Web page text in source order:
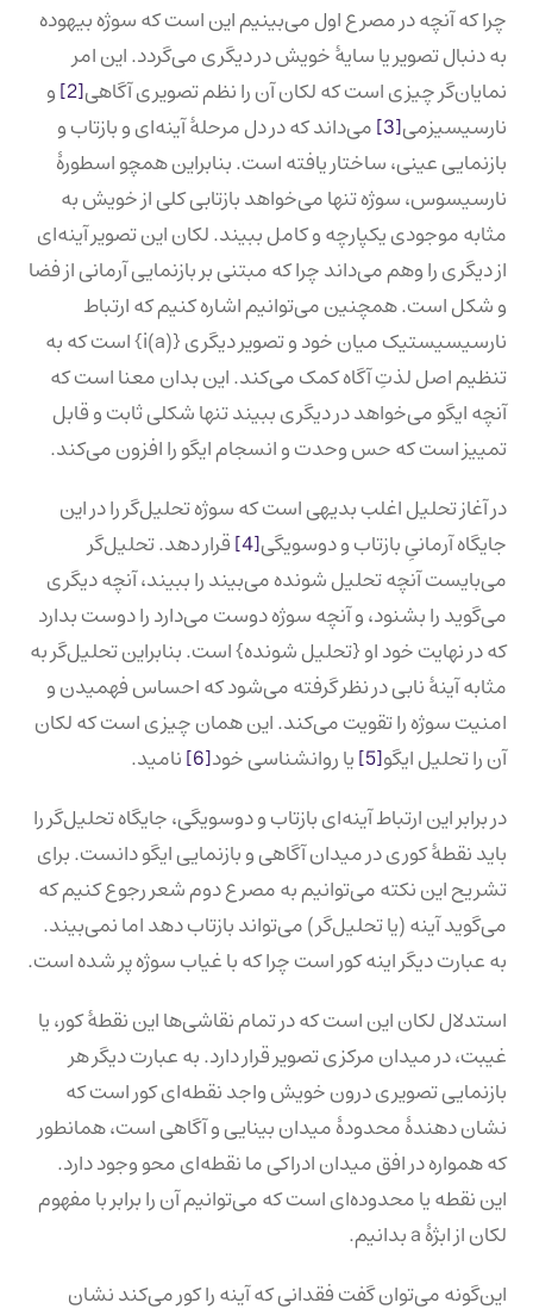
چرا که آنچه در مصرع اول می‌بینیم این است که سوژه بیهوده
به دنبال تصویر یا سایۀ خویش در دیگری می‌گردد. این امر
نمایان‌گر چیزی است که لکان آن را نظم تصویری آگاهی[2]
و
نارسیسیزمی[3]
می‌داند که در دل مرحلۀ آینه‌ای و بازتاب و
بازنمایی عینی، ساختار یافته‌ است. بنابراین همچو اسطورۀ
نارسیسوس، سوژه تنها می‌خواهد بازتابی کلی از خویش به
مثابه موجودی یکپارچه و کامل ببیند. لکان این تصویر آینه‌ای
از دیگری را وهم می‌داند چرا که مبتنی بر بازنمایی آرمانی از فضا
و شکل است. همچنین می‌توانیم اشاره کنیم که ارتباط
نارسیسیستیک میان خود و تصویر دیگری {(a)i} است که به
تنظیم اصل لذتِ آگاه کمک می‌کند. این بدان معنا است که
آنچه ایگو می‌خواهد در دیگری ببیند تنها شکلی ثابت و قابل
تمییز است که حس وحدت و انسجام ایگو را افزون می‌کند.
در آغاز تحلیل اغلب بدیهی است که سوژه تحلیل‌گر را در این
جایگاه آرمانیِ بازتاب و دوسویگی[4]
قرار دهد. تحلیل‌گر
می‌بایست آنچه تحلیل شونده می‌بیند را ببیند، آنچه دیگری
می‌گوید را بشنود، و آنچه سوژه دوست می‌دارد را دوست بدارد
که در نهایت خود او {تحلیل شونده} است. بنابراین تحلیل‌گر به
مثابه آینۀ نابی در نظر گرفته می‌شود که احساس فهمیدن و
امنیت سوژه را تقویت می‌کند. این همان چیزی است که لکان
آن را تحلیل ایگو[5] یا روانشناسی خود[6]
نامید.
در برابر این ارتباط آینه‌ای بازتاب و دوسویگی، جایگاه تحلیل‌گر را
باید نقطۀ کوری در میدان آگاهی و بازنمایی ایگو دانست. برای
تشریح این نکته می‌توانیم به مصرع دوم شعر رجوع کنیم که
می‌گوید آینه (یا تحلیل‌گر) می‌تواند بازتاب دهد اما نمی‌بیند.
به عبارت دیگر اینه کور است چرا که با غیاب سوژه پر شده است.
استدلال لکان این است که در تمام نقاشی‌ها این نقطۀ کور، یا
غیبت، در میدان مرکزی تصویر قرار دارد. به عبارت دیگر هر
بازنمایی تصویری درون خویش واجد نقطه‌ای کور است که
نشان دهندۀ محدودۀ میدان بینایی و آگاهی است، همانطور
که همواره در افق میدان ادراکی ما نقطه‌ای محو وجود دارد.
این نقطه یا محدوده‌ای است که می‌توانیم آن را برابر با مفهوم
لکان از ابژۀ a بدانیم.
این‌گونه می‌توان گفت فقدانی که آینه را کور می‌کند نشان